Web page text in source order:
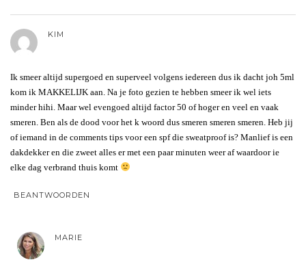
KIM
Ik smeer altijd supergoed en superveel volgens iedereen dus ik dacht joh 5ml
kom ik MAKKELIJK aan. Na je foto gezien te hebben smeer ik wel iets
minder hihi. Maar wel evengoed altijd factor 50 of hoger en veel en vaak
smeren. Ben als de dood voor het k woord dus smeren smeren smeren. Heb jij
of iemand in de comments tips voor een spf die sweatproof is? Manlief is een
dakdekker en die zweet alles er met een paar minuten weer af waardoor ie
elke dag verbrand thuis komt
BEANTWOORDEN
MARIE